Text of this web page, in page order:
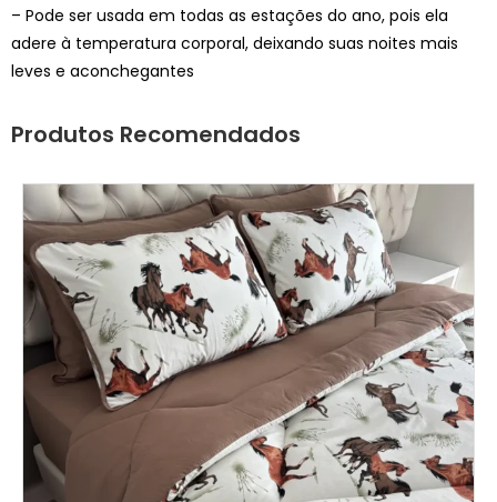
– Pode ser usada em todas as estações do ano, pois ela
adere à temperatura corporal, deixando suas noites mais
leves e aconchegantes
Produtos Recomendados